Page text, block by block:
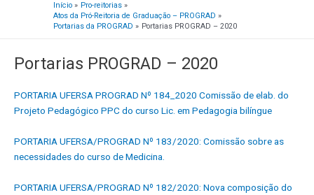
Início
Pro-reitorias
Atos da Pró-Reitoria de Graduação – PROGRAD
Portarias da PROGRAD
Portarias PROGRAD – 2020
Portarias PROGRAD – 2020
PORTARIA UFERSA PROGRAD Nº 184_2020 Comissão de elab. do
Projeto Pedagógico PPC do curso Lic. em Pedagogia bilíngue
PORTARIA UFERSA/PROGRAD Nº 183/2020: Comissão sobre as
necessidades do curso de Medicina.
PORTARIA UFERSA/PROGRAD Nº 182/2020: Nova composição do